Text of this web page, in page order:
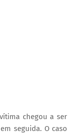
chegou a ser
seguida. O caso